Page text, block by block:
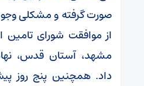
صورت گرفته و مشکلی
از موافقت شورای
مشهد، آستان قدس،
داد. همچنین پنج روز